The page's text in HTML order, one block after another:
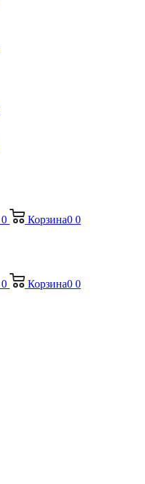
0 Корзина0 0
0 Корзина0 0